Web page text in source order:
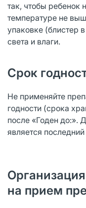
так, чтобы ребенок
температуре не
упаковке (блистер
света и влаги.
Срок
Не применяйте
годности (срока
после «Годен до:».
является
на прием